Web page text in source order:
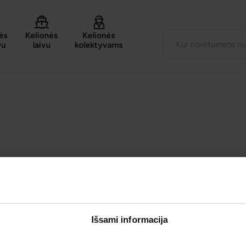
Išsami informacija
Kelionės
laivu
Kelionės
kolektyvams